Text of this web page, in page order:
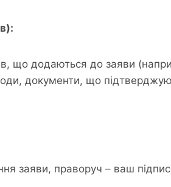
що додаються до заяви
документи, що
заяви, праворуч – ваш